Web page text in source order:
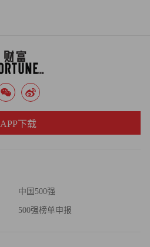
中国500强
500强榜单申报
APP下载